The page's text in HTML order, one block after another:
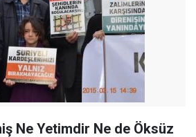
Ne Yetimdir Ne de Öksüz